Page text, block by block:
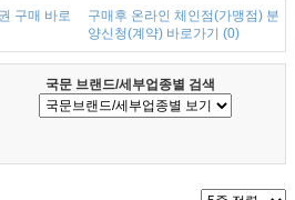
구매 바로
구매후 온라인 체인점(가맹점) 분
양신청(계약) 바로가기 (0)
국문 브랜드/세부업종별 검색